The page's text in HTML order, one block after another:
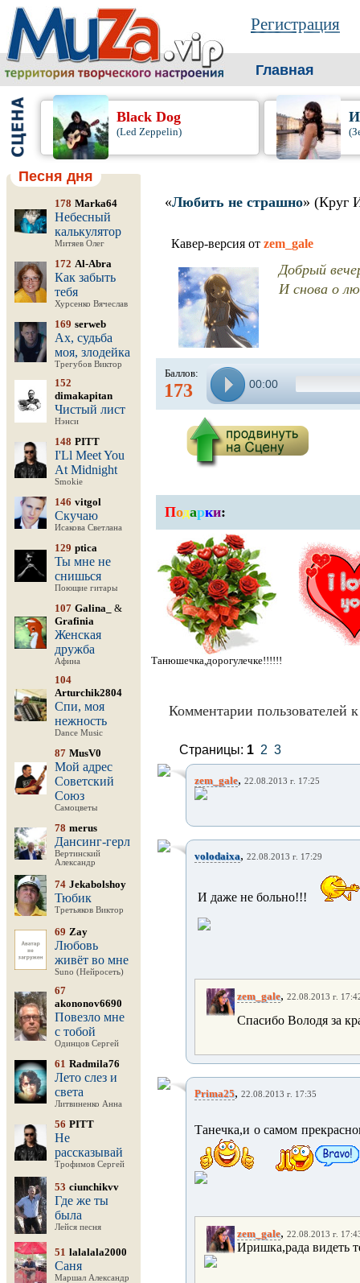
Регистрация
Главная
Black Dog
(Led Zeppelin)
Песня дня
178 Marka64
Небесный
калькулятор
Митяев Олег
172 Al-Abra
Как забыть
тебя
Хурсенко Вячеслав
169 serweb
Ах, судьба
моя, злодейка
Трегубов Виктор
152
dimakapitan
Чистый лист
Нэнси
148 PITT
I'Ll Meet You
At Midnight
Smokie
146 vitgol
Скучаю
Исакова Светлана
129 ptica
Ты мне не
снишься
Поющие гитары
107 Galina_
&
Grafinia
Женская
дружба
Афина
104
Arturchik2804
Спи, моя
нежность
Dance Music
87 MusV0
Мой адрес
Советский
Союз
Самоцветы
78 merus
Дансинг-герл
Вертинский
Александр
74 Jekabolshoy
Тюбик
Третьяков Виктор
69 Zay
Любовь
живёт во мне
Suno (Нейросеть)
67
akononov6690
Повезло мне
с тобой
Одинцов Сергей
61 Radmila76
Лето слез и
света
Литвиненко Анна
56 PITT
Не
рассказывай
Трофимов Сергей
53 ciunchikvv
Где же ты
была
Лейся песня
51 lalalala2000
Саня
Маршал Александр
«Любить не страшно» (Круг
Кавер-версия от zem_gale
Добрый
И снова о
Баллов:
173 00:00
Подарки:
Танюшечка,дорогулечке!!!!!!
Комментарии пользователей
Страницы: 1 2 3
zem_gale, 22.08.2013 г. 17:25
volodaixa, 22.08.2013 г. 17:29
И даже не больно!!!
zem_gale, 22.08.2013 г.
Спасибо Володя за
Prima25, 22.08.2013 г. 17:35
Танечка,и о самом
zem_gale, 22.08.2013 г.
Иришка,рада видеть